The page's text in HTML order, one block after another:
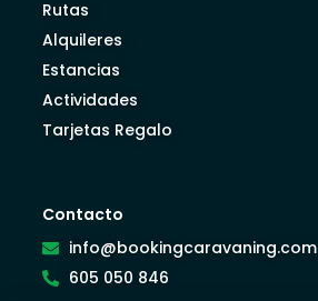
Rutas
Alquileres
Estancias
Actividades
Tarjetas Regalo
Contacto
info@bookingcaravaning.com
605 050 846